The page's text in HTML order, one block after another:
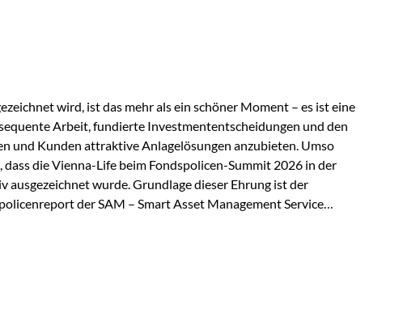
wird, ist das mehr als ein schöner Moment – es ist eine
Arbeit, fundierte Investmententscheidungen und den
und Kunden attraktive Anlagelösungen anzubieten. Umso
dass die Vienna-Life beim Fondspolicen-Summit 2026 in der
ausgezeichnet wurde. Grundlage dieser Ehrung ist der
der SAM – Smart Asset Management Service
Das Ergebnis: Die ETF-Auswahl der Vienna-Life zählt zu den